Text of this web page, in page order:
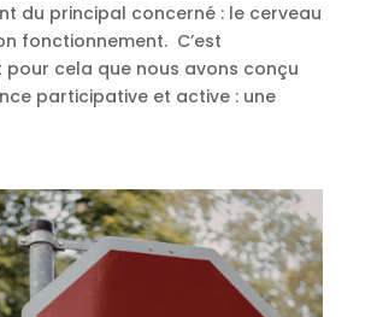
du principal concerné : le cerveau
fonctionnement. C’est
pour cela que nous avons conçu
participative et active : une